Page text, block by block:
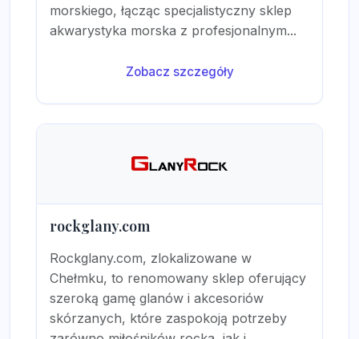
morskiego, łącząc specjalistyczny sklep
akwarystyka morska z profesjonalnym...
Zobacz szczegóły
rockglany.com
Rockglany.com, zlokalizowane w
Chełmku, to renomowany sklep oferujący
szeroką gamę glanów i akcesoriów
skórzanych, które zaspokoją potrzeby